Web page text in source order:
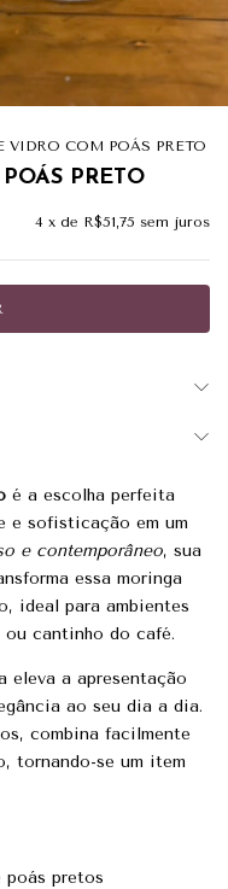
VIDRO COM POÁS PRETO
PRETO
4 x de R$51,75 sem juros
é a escolha perfeita
e sofisticação em um
e contemporâneo, sua
essa moringa
ideal para ambientes
cantinho do café.
eleva a apresentação
ao seu dia a dia.
combina facilmente
tornando-se um item
poás pretos